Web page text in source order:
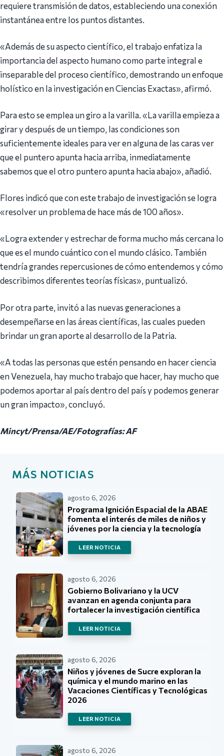
requiere transmisión de datos, estableciendo una conexión
instantánea entre los puntos distantes.
«Además de su aspecto científico, el trabajo enfatiza la
importancia del aspecto humano como parte integral e
inseparable del proceso científico, demostrando un enfoque
holístico en la investigación en Ciencias Exactas», afirmó.
Para esto se emplea un giro a la varilla. «La varilla empieza a
girar y después de un tiempo, las condiciones son
suficientemente ideales para ver en alguna de las caras ver
que el puntero apunta hacia arriba, inmediatamente
sabemos que el otro puntero apunta hacia abajo», añadió.
Flores indicó que con este trabajo de investigación se logra
«resolver un problema de hace más de 100 años».
«Logra extender y estrechar de forma mucho más cercana lo
que es el mundo cuántico con el mundo clásico. También
tendría grandes repercusiones de cómo entendemos y cómo
describimos diferentes teorías físicas», puntualizó.
Por otra parte, invitó a las nuevas generaciones a
desempeñarse en las áreas científicas, las cuales pueden
brindar un gran aporte al desarrollo de la Patria.
«A todas las personas que estén pensando en hacer ciencia
en Venezuela, hay mucho trabajo que hacer, hay mucho que
podemos aportar al país dentro del país y podemos generar
un gran impacto», concluyó.
Mincyt/Prensa/AE/Fotografías: AF
MÁS NOTICIAS
agosto 6, 2026
Programa Ignición Espacial de la ABAE
fomenta el interés de miles de niños y
jóvenes por la ciencia y la tecnología
LEER NOTICIA
agosto 6, 2026
Gobierno Bolivariano y la UCV
avanzan en agenda conjunta para
fortalecer la investigación científica
LEER NOTICIA
agosto 6, 2026
Niños y jóvenes de Sucre exploran la
química y el mundo marino en las
Vacaciones Científicas y Tecnológicas
2026
LEER NOTICIA
agosto 6, 2026